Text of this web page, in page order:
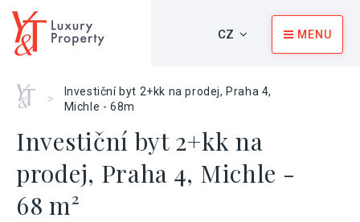
CZ MENU
Home
>
Investiční byt 2+kk na prodej, Praha 4,
Michle - 68m
Investiční byt 2+kk na
prodej, Praha 4, Michle -
68 m²